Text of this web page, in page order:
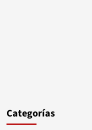
Categorías